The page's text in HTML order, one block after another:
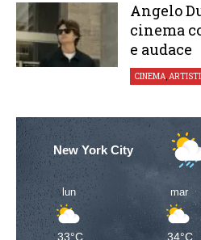
Angelo
cinema
e audace
CINEMA,ARTISTI
New York City
lun
33°C
mar
34°C